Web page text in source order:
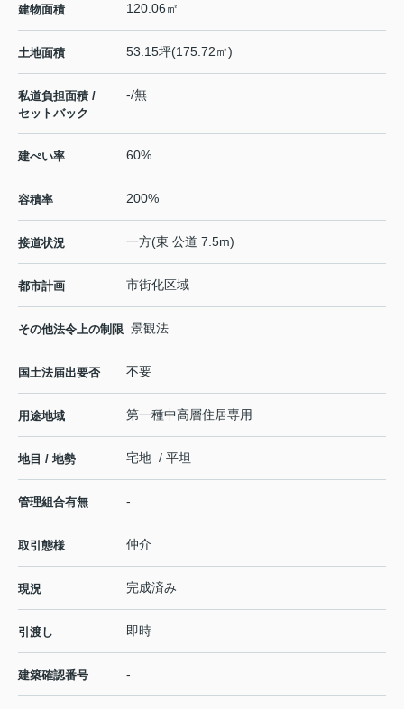
建物面積 120.06㎡
土地面積 53.15坪(175.72㎡)
私道負担面積 /
セットバック
-/無
建ぺい率 60%
容積率 200%
接道状況 一方(東 公道 7.5m)
都市計画 市街化区域
その他法令上の制限 景観法
国土法届出要否 不要
用途地域 第一種中高層住居専用
地目 / 地勢 宅地 / 平坦
管理組合有無 -
取引態様 仲介
現況 完成済み
引渡し 即時
建築確認番号 -